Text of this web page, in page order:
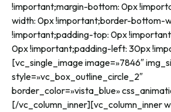
!important;margin-bottom: 0px
width: 0px !important;border-bottom-
!important;padding-top: 0px
0px !important;padding-left: 30px
[vc_single_image image=»7846″
style=»vc_box_outline_circle_2″
border_color=»vista_blue»
[/vc_column_inner][vc_column_inner